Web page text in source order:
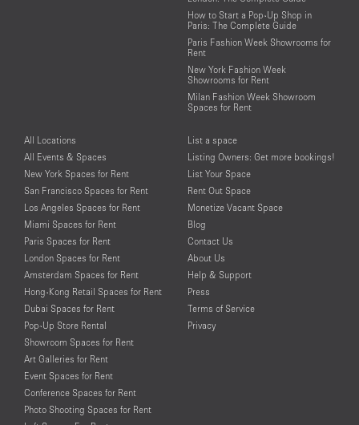
How to Start a Pop-Up Shop in
Paris: The Complete Guide
Paris Fashion Week Showrooms for
Rent
New York Fashion Week
Showrooms for Rent
Milan Fashion Week Showroom
Spaces for Rent
All Locations
All Events & Spaces
New York Spaces for Rent
San Francisco Spaces for Rent
Los Angeles Spaces for Rent
Miami Spaces for Rent
Paris Spaces for Rent
London Spaces for Rent
Amsterdam Spaces for Rent
Hong-Kong Retail Spaces for Rent
Dubai Spaces for Rent
Pop-Up Store Rental
Showroom Spaces for Rent
Art Galleries for Rent
Event Spaces for Rent
Conference Spaces for Rent
Photo Shooting Spaces for Rent
List a space
Listing Owners: Get more bookings!
List Your Space
Rent Out Space
Monetize Vacant Space
Blog
Contact Us
About Us
Help & Support
Press
Terms of Service
Privacy